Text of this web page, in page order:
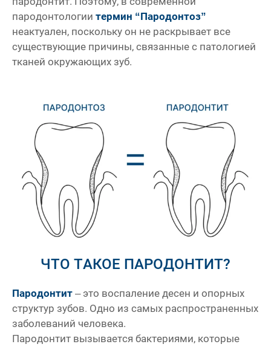
пародонтологии термин “Пародонтоз”
неактуален, поскольку он не раскрывает все
существующие причины, связанные с патологией
тканей окружающих зуб.
ЧТО ТАКОЕ ПАРОДОНТИТ?
Пародонтит – это воспаление десен и опорных
структур зубов. Одно из самых распространенных
заболеваний человека.
Пародонтит вызывается бактериями, которые